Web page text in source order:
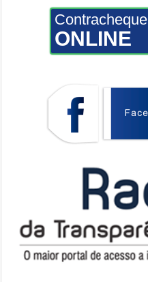
Contracheque
ONLINE